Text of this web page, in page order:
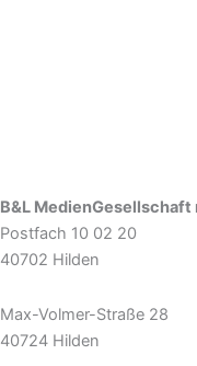
B&L MedienGesellschaft
Postfach 10 02 20
40702 Hilden
Max-Volmer-Straße 28
40724 Hilden